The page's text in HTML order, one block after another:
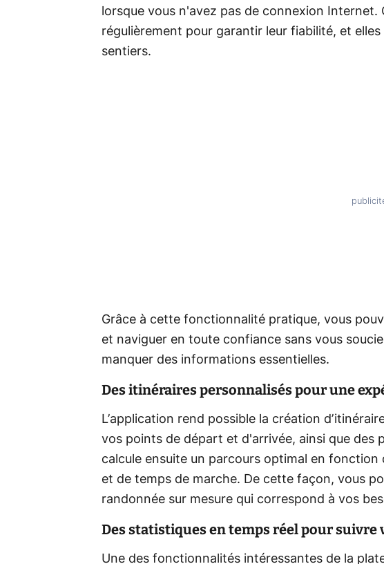
lorsque vous n'avez pas de connexion Internet.
régulièrement pour garantir leur fiabilité, et
sentiers.
Grâce à cette fonctionnalité pratique, vous
et naviguer en toute confiance sans vous
manquer des informations essentielles.
Des itinéraires personnalisés pour une
L’application rend possible la création
vos points de départ et d'arrivée, ainsi que des
calcule ensuite un parcours optimal en
et de temps de marche. De cette façon, vous
randonnée sur mesure qui correspond à vos
Des statistiques en temps réel pour suivre
Une des fonctionnalités intéressantes de la